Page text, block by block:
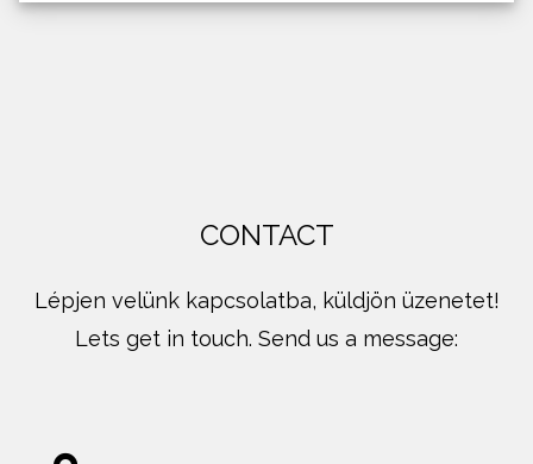
CONTACT
Lépjen velünk kapcsolatba, küldjön üzenetet!
Lets get in touch. Send us a message: